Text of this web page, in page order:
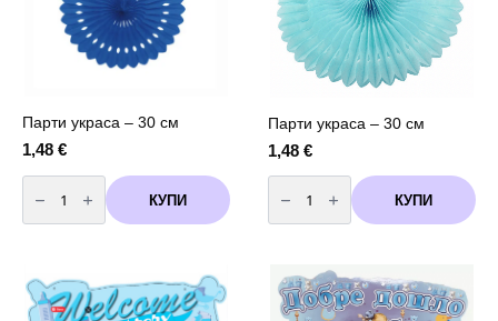
Парти украса – 30 см
1,48 €
количество
за
Парти
украса
КУПИ
Парти украса – 30 см
1,48 €
количество
за
Парти
украса
КУПИ